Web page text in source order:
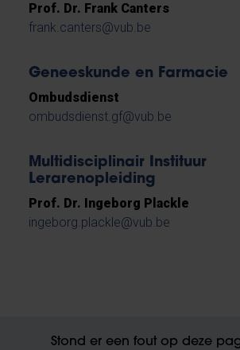
Prof. Dr. Frank Canters
frank.canters@vub.be
Geneeskunde en Farmacie
Ombudsdienst
ombudsdienst.gf@vub.be
Multidisciplinair Instituur
Lerarenopleiding
Prof. Dr. Ingeborg Plackle
ingeborg.plackle@vub.be
Stond er een fout op deze